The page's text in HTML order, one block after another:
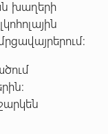
խաղերի